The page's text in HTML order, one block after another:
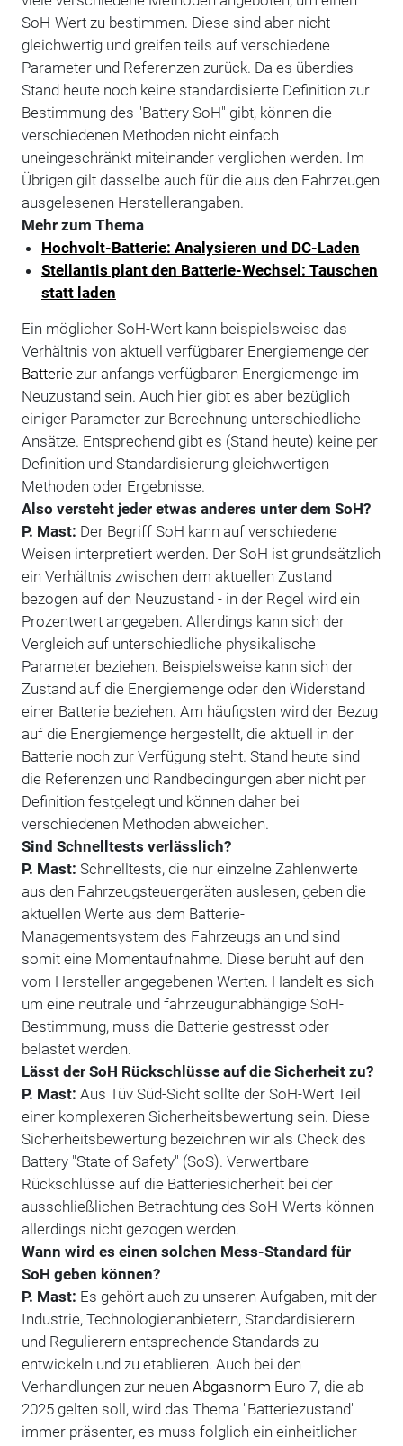
SoH-Wert zu bestimmen. Diese sind aber nicht
gleichwertig und greifen teils auf verschiedene
Parameter und Referenzen zurück. Da es überdies
Stand heute noch keine standardisierte Definition zur
Bestimmung des "Battery SoH" gibt, können die
verschiedenen Methoden nicht einfach
uneingeschränkt miteinander verglichen werden. Im
Übrigen gilt dasselbe auch für die aus den Fahrzeugen
ausgelesenen Herstellerangaben.
Mehr zum Thema
Hochvolt-Batterie: Analysieren und DC-Laden
Stellantis plant den Batterie-Wechsel: Tauschen
statt laden
Ein möglicher SoH-Wert kann beispielsweise das
Verhältnis von aktuell verfügbarer Energiemenge der
Batteriezur anfangs verfügbaren Energiemenge im
Neuzustand sein. Auch hier gibt es aber bezüglich
einiger Parameter zur Berechnung unterschiedliche
Ansätze. Entsprechend gibt es (Stand heute) keine per
Definition und Standardisierung gleichwertigen
Methoden oder Ergebnisse.
Also versteht jeder etwas anderes unter dem SoH?
P. Mast: Der Begriff SoH kann auf verschiedene
Weisen interpretiert werden. Der SoH ist grundsätzlich
ein Verhältnis zwischen dem aktuellen Zustand
bezogen auf den Neuzustand - in der Regel wird ein
Prozentwert angegeben. Allerdings kann sich der
Vergleich auf unterschiedliche physikalische
Parameter beziehen. Beispielsweise kann sich der
Zustand auf die Energiemenge oder den Widerstand
einer Batterie beziehen. Am häufigsten wird der Bezug
auf die Energiemenge hergestellt, die aktuell in der
Batterie noch zur Verfügung steht. Stand heute sind
die Referenzen und Randbedingungen aber nicht per
Definition festgelegt und können daher bei
verschiedenen Methoden abweichen.
Sind Schnelltests verlässlich?
P. Mast: Schnelltests, die nur einzelne Zahlenwerte
aus den Fahrzeugsteuergeräten auslesen, geben die
aktuellen Werte aus dem Batterie-
Managementsystem des Fahrzeugs an und sind
somit eine Momentaufnahme. Diese beruht auf den
vom Hersteller angegebenen Werten. Handelt es sich
um eine neutrale und fahrzeugunabhängige SoH-
Bestimmung, muss die Batterie gestresst oder
belastet werden.
Lässt der SoH Rückschlüsse auf die Sicherheit zu?
P. Mast: Aus Tüv Süd-Sicht sollte der SoH-Wert Teil
einer komplexeren Sicherheitsbewertung sein. Diese
Sicherheitsbewertung bezeichnen wir als Check des
Battery "State of Safety" (SoS). Verwertbare
Rückschlüsse auf die Batteriesicherheit bei der
ausschließlichen Betrachtung des SoH-Werts können
allerdings nicht gezogen werden.
Wann wird es einen solchen Mess-Standard für
SoH geben können?
P. Mast: Es gehört auch zu unseren Aufgaben, mit der
Industrie, Technologienanbietern, Standardisierern
und Regulierern entsprechende Standards zu
entwickeln und zu etablieren. Auch bei den
Verhandlungen zur neuen Abgasnorm Euro 7, die ab
2025 gelten soll, wird das Thema "Batteriezustand"
immer präsenter, es muss folglich ein einheitlicher